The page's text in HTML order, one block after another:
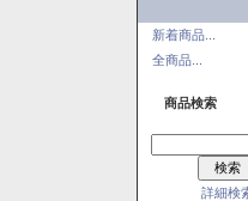
新着商品...
全商品...
商品検索
詳細検